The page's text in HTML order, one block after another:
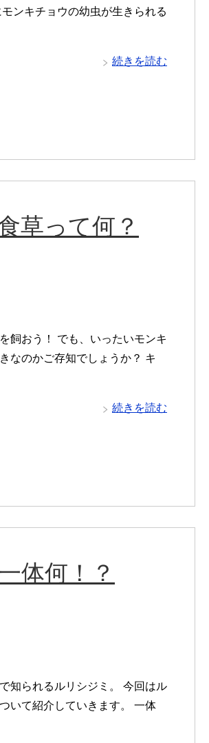
ンキチョウの幼虫が生きられる
続きを読む
草って何？
飼おう！ でも、いったいモンキ
なのかご存知でしょうか？ キ
続きを読む
体何！？
知られるルリシジミ。 今回はル
いて紹介していきます。 一体